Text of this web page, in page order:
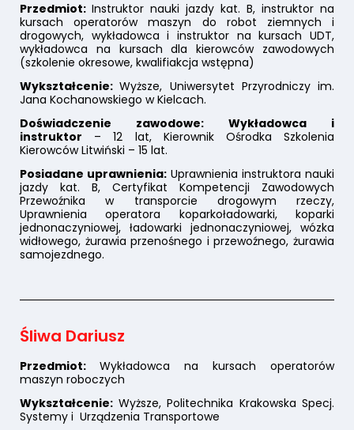
Przedmiot: Instruktor nauki jazdy kat. B, instruktor na
kursach operatorów maszyn do robot ziemnych i
drogowych, wykładowca i instruktor na kursach UDT,
wykładowca na kursach dla kierowców zawodowych
(szkolenie okresowe, kwalifiakcja wstępna)
Wykształcenie:Wyższe, Uniwersytet Przyrodniczy im.
Jana Kochanowskiego w Kielcach.
Doświadczenie zawodowe: Wykładowca i
instruktor – 12 lat, Kierownik Ośrodka Szkolenia
Kierowców Litwiński – 15 lat.
Posiadane uprawnienia: Uprawnienia instruktora nauki
jazdy kat. B, Certyfikat Kompetencji Zawodowych
Przewoźnika w transporcie drogowym rzeczy,
Uprawnienia operatora koparkoładowarki, koparki
jednonaczyniowej, ładowarki jednonaczyniowej, wózka
widłowego, żurawia przenośnego i przewoźnego, żurawia
samojezdnego.
Śliwa Dariusz
Przedmiot: Wykładowca na kursach operatorów
maszyn roboczych
Wykształcenie: Wyższe, Politechnika Krakowska Specj.
Systemy i Urządzenia Transportowe